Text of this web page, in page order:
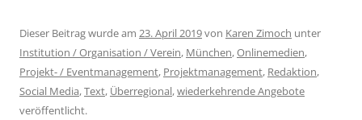
Dieser Beitrag wurde am 23. April 2019von Karen Zimoch unter
Institution / Organisation / Verein, München,Onlinemedien,
Projekt- / Eventmanagement, Projektmanagement, Redaktion,
Social Media,Text, Überregional,wiederkehrende Angebote
veröffentlicht.